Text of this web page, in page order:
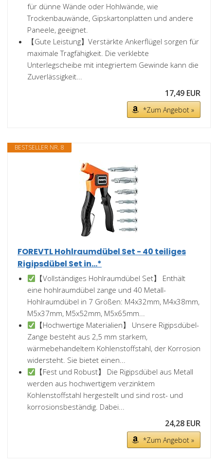
für dünne Wände oder Hohlwände, wie
Trockenbauwände, Gipskartonplatten und andere
Paneele, geeignet.
【Gute Leistung】Verstärkte Ankerflügel sorgen für
maximale Tragfähigkeit. Die verklebte
Unterlegscheibe mit integriertem Gewinde kann die
Zuverlässigkeit...
17,49 EUR
*Zum Angebot »
BESTSELLER NR. 8
FOREVTL Hohlraumdübel Set - 40 teiliges
Rigipsdübel Set in...*
【Vollständiges Hohlraumdübel Set】 Enthält
eine hohlraumdübel zange und 40 Metall-
Hohlraumdübel in 7 Größen: M4x32mm, M4x38mm,
M5x37mm, M5x52mm, M5x65mm...
【Hochwertige Materialien】 Unsere Rigipsdübel-
Zange besteht aus 2,5 mm starkem,
wärmebehandeltem Kohlenstoffstahl, der Korrosion
widersteht. Sie bietet einen...
【Fest und Robust】 Die Rigipsdübel aus Metall
werden aus hochwertigem verzinktem
Kohlenstoffstahl hergestellt und sind rost- und
korrosionsbeständig. Dabei...
24,28 EUR
*Zum Angebot »